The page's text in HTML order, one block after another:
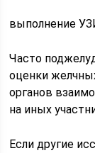
выполнение
Часто
оценки
органов
на иных
Если другие